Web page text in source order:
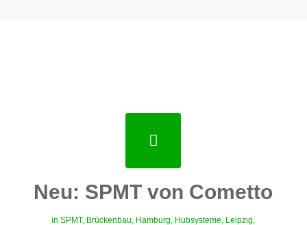
Neu: SPMT von Cometto
inSPMT, Brückenbau, Hamburg, Hubsysteme, Leipzig,